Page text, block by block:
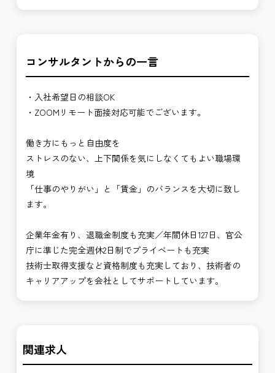
コンサルタントからの一言
・入社希望日の相談OK
・ZOOMリモート面接対応可能でございます。
働き方にもっと自由度を
ストレスのない、上下関係を気にしなくてもよい職場環
境
「仕事のやりがい」と「賃金」のバランスを大切に致し
ます。
企業年金有り、退職金制度も充実／年間休日127日、官公
庁に準じた完全週休2日制でプライベートも充実
技術士取得支援など資格制度も充実しており、技術者の
キャリアアップを会社としてサポートしています。
関連求人